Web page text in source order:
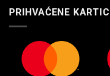
PRIHVAĆENE